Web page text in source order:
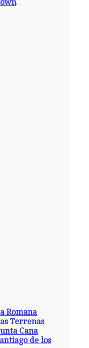
Romana
Terrenas
Cana
de los